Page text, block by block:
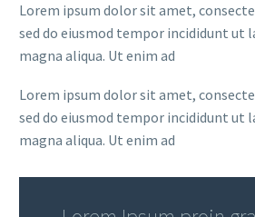
Lorem ipsum dolor sit amet,
sed do eiusmod tempor incididunt ut
magna aliqua. Ut enim ad
Lorem ipsum dolor sit amet,
sed do eiusmod tempor incididunt ut
magna aliqua. Ut enim ad